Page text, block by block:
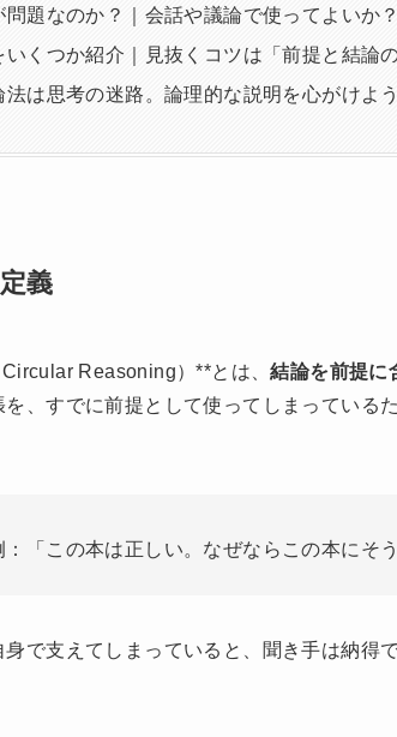
問題なのか？｜会話や議論で使ってよいか？
くつか紹介｜見抜くコツは「前提と結論の
法は思考の迷路。論理的な説明を心がけよう
義
Reasoning）**とは、結論を前提に
、すでに前提として使ってしまっている
：「この本は正しい。なぜならこの本にそ
で支えてしまっていると、聞き手は納得